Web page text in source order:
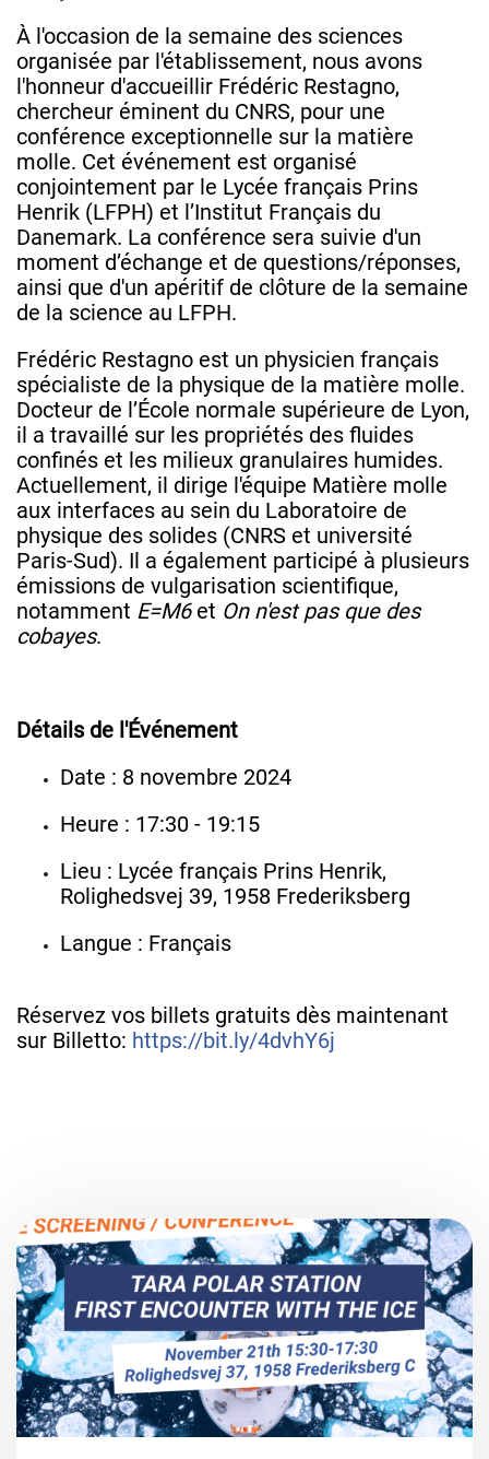
À l'occasion de la semaine des sciences
organisée par l'établissement, nous avons
l'honneur d'accueillir Frédéric Restagno,
chercheur éminent du CNRS, pour une
conférence exceptionnelle sur la matière
molle. Cet événement est organisé
conjointement par le Lycée français Prins
Henrik (LFPH) et l’Institut Français du
Danemark. La conférence sera suivie d'un
moment d’échange et de questions/réponses,
ainsi que d'un apéritif de clôture de la semaine
de la science au LFPH.
Frédéric Restagno est un physicien français
spécialiste de la physique de la matière molle.
Docteur de l’École normale supérieure de Lyon,
il a travaillé sur les propriétés des fluides
confinés et les milieux granulaires humides.
Actuellement, il dirige l'équipe Matière molle
aux interfaces au sein du Laboratoire de
physique des solides (CNRS et université
Paris-Sud). Il a également participé à plusieurs
émissions de vulgarisation scientifique,
notamment E=M6et On n'est pas que des
cobayes.
Détails de l'Événement
Date : 8 novembre 2024
Heure : 17:30 - 19:15
Lieu : Lycée français Prins Henrik,
Rolighedsvej 39, 1958 Frederiksberg
Langue : Français
Réservez vos billets gratuits dès maintenant
sur Billetto: https://bit.ly/4dvhY6j